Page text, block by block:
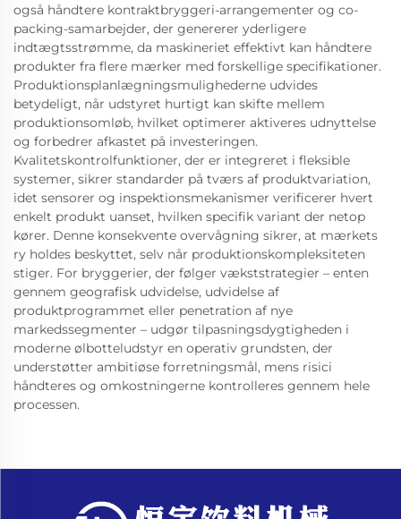
også håndtere kontraktbryggeri-arrangementer og co-
packing-samarbejder, der genererer yderligere
indtægtsstrømme, da maskineriet effektivt kan håndtere
produkter fra flere mærker med forskellige specifikationer.
Produktionsplanlægningsmulighederne udvides
betydeligt, når udstyret hurtigt kan skifte mellem
produktionsomløb, hvilket optimerer aktiveres udnyttelse
og forbedrer afkastet på investeringen.
Kvalitetskontrolfunktioner, der er integreret i fleksible
systemer, sikrer standarder på tværs af produktvariation,
idet sensorer og inspektionsmekanismer verificerer hvert
enkelt produkt uanset, hvilken specifik variant der netop
kører. Denne konsekvente overvågning sikrer, at mærkets
ry holdes beskyttet, selv når produktionskompleksiteten
stiger. For bryggerier, der følger vækststrategier – enten
gennem geografisk udvidelse, udvidelse af
produktprogrammet eller penetration af nye
markedssegmenter – udgør tilpasningsdygtigheden i
moderne ølbotteludstyr en operativ grundsten, der
understøtter ambitiøse forretningsmål, mens risici
håndteres og omkostningerne kontrolleres gennem hele
processen.